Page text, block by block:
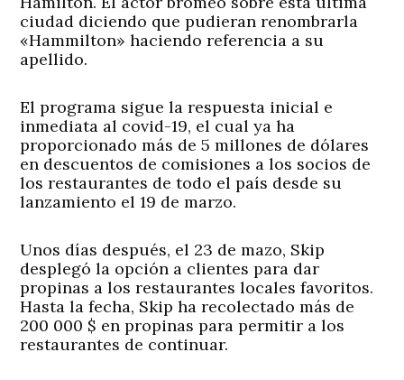
ciudad diciendo que pudieran renombrarla
«Hammilton» haciendo referencia a su
apellido.
El programa sigue la respuesta inicial e
inmediata al covid-19, el cual ya ha
proporcionado más de 5 millones de dólares
en descuentos de comisiones a los socios de
los restaurantes de todo el país desde su
lanzamiento el 19 de marzo.
Unos días después, el 23 de mazo, Skip
desplegó la opción a clientes para dar
propinas a los restaurantes locales favoritos.
Hasta la fecha, Skip ha recolectado más de
200 000 $ en propinas para permitir a los
restaurantes de continuar.